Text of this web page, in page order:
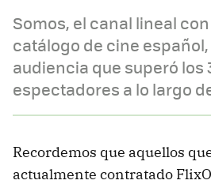
Somos, el canal lineal
catálogo de cine
audiencia que superó los
espectadores a lo largo
Recordemos que aquellos
actualmente contratado